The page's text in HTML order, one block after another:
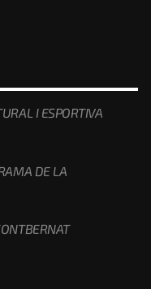
I ESPORTIVA
DE LA